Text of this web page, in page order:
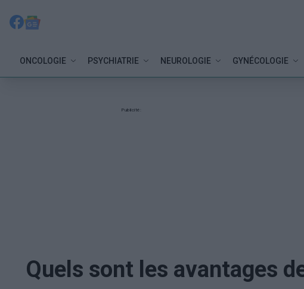
ONCOLOGIE PSYCHIATRIE NEUROLOGIE GYNÉCOLOGIE
Publicité:
Quels sont les avantages